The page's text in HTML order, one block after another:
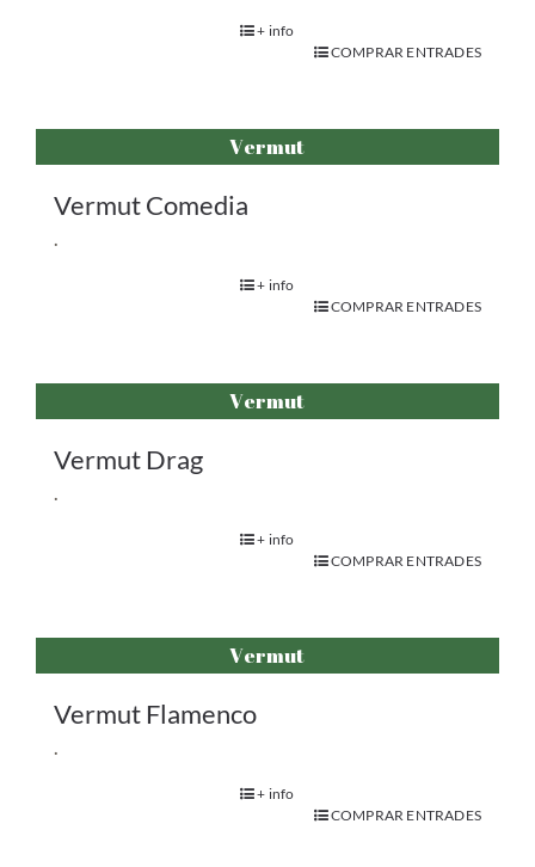
+ info
COMPRAR ENTRADES
Vermut
Vermut Comedia
.
+ info
COMPRAR ENTRADES
Vermut
Vermut Drag
.
+ info
COMPRAR ENTRADES
Vermut
Vermut Flamenco
.
+ info
COMPRAR ENTRADES